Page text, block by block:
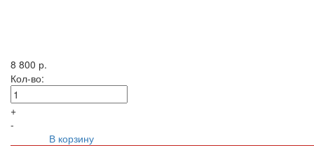
8 800 р.
Кол-во:
+
-
В корзину